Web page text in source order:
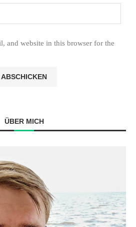
and website in this browser for the
ÜBER MICH